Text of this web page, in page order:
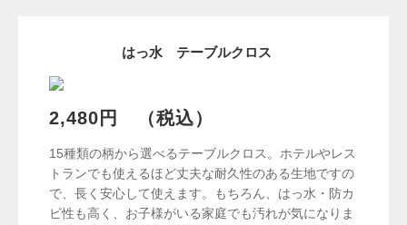
はっ水 テーブルクロス
2,480円 （税込）
15種類の柄から選べるテーブルクロス。ホテルやレス
トランでも使えるほど丈夫な耐久性のある生地ですの
で、長く安心して使えます。もちろん、はっ水・防カ
ビ性も高く、お子様がいる家庭でも汚れが気になりま